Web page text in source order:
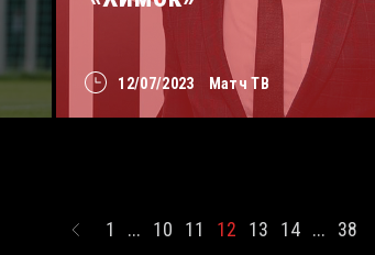
12/07/2023 Матч ТВ
1 ... 10 11 12 13 14 ... 38